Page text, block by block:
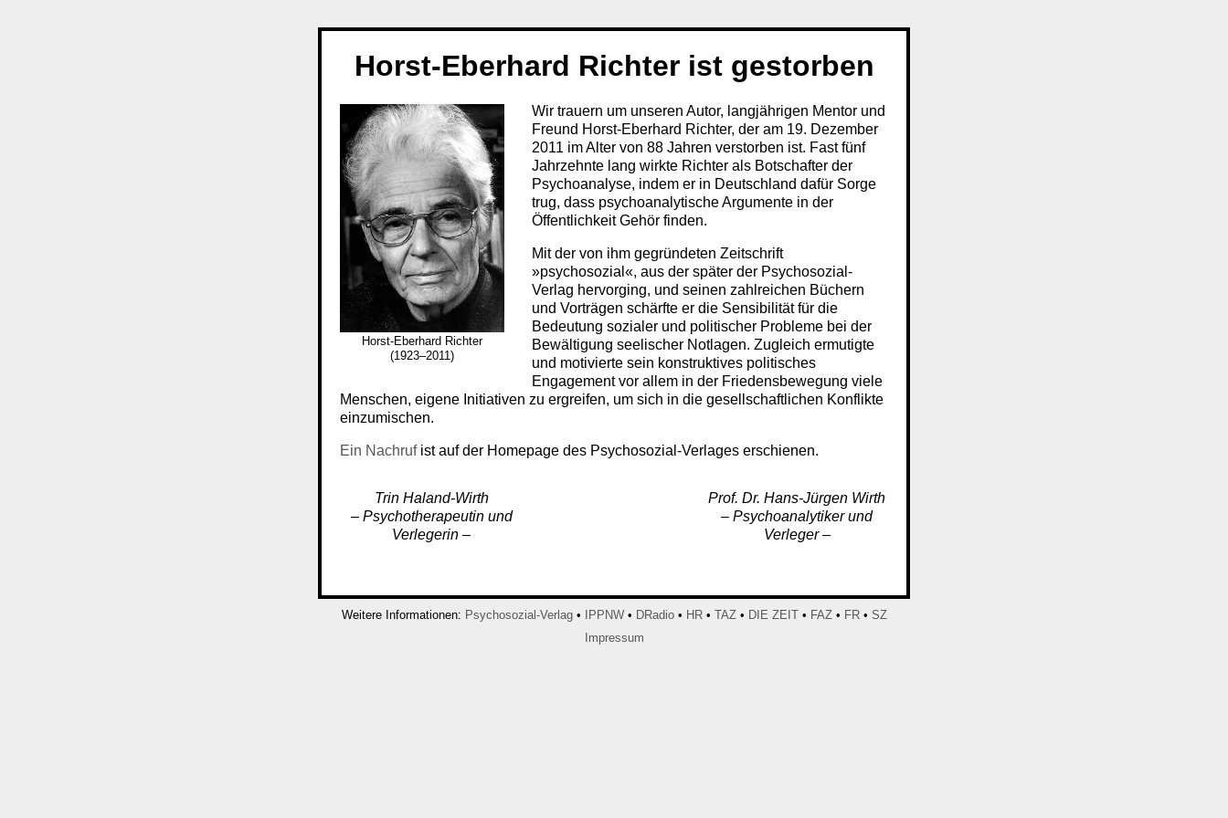
Horst-Eberhard Richter ist gestorben
Horst-Eberhard Richter
(1923–2011)
Wir trauern um unseren Autor, langjährigen Mentor und
Freund Horst-Eberhard Richter, der am 19. Dezember
2011 im Alter von 88 Jahren verstorben ist. Fast fünf
Jahrzehnte lang wirkte Richter als Botschafter der
Psychoanalyse, indem er in Deutschland dafür Sorge
trug, dass psychoanalytische Argumente in der
Öffentlichkeit Gehör finden.
Mit der von ihm gegründeten Zeitschrift
»psychosozial«, aus der später der Psychosozial-
Verlag hervorging, und seinen zahlreichen Büchern
und Vorträgen schärfte er die Sensibilität für die
Bedeutung sozialer und politischer Probleme bei der
Bewältigung seelischer Notlagen. Zugleich ermutigte
und motivierte sein konstruktives politisches
Engagement vor allem in der Friedensbewegung viele
Menschen, eigene Initiativen zu ergreifen, um sich in die gesellschaftlichen Konflikte
einzumischen.
Ein Nachrufist auf der Homepage des Psychosozial-Verlages erschienen.
Trin Haland-Wirth
– Psychotherapeutin und
Verlegerin –
Prof. Dr. Hans-Jürgen Wirth
– Psychoanalytiker und
Verleger –
Weitere Informationen: Psychosozial-Verlag• IPPNW• DRadio• HR• TAZ• DIE ZEIT• FAZ• FR• SZ
Impressum